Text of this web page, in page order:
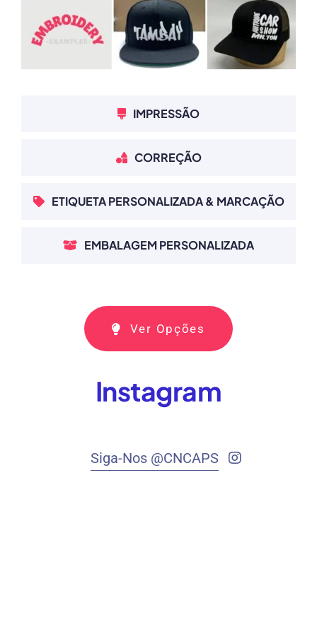
IMPRESSÃO
CORREÇÃO
ETIQUETA PERSONALIZADA & MARCAÇÃO
EMBALAGEM PERSONALIZADA
Ver Opções
Instagram
Siga-Nos @CNCAPS